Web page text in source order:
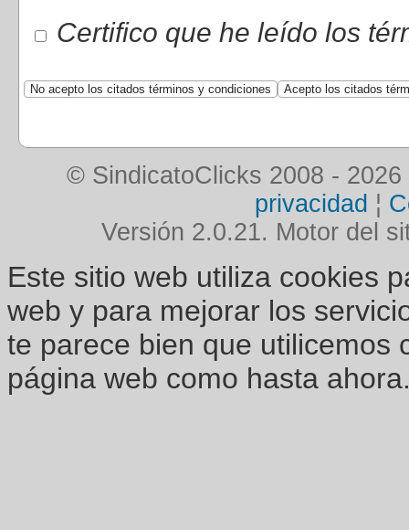
Certifico que he leído los
© SindicatoClicks 2008 - 2026
privacidad ¦
Versión 2.0.21. Motor del
Este sitio web utiliza cookies
web y para mejorar los
te parece bien que utilicemos
página web como hasta